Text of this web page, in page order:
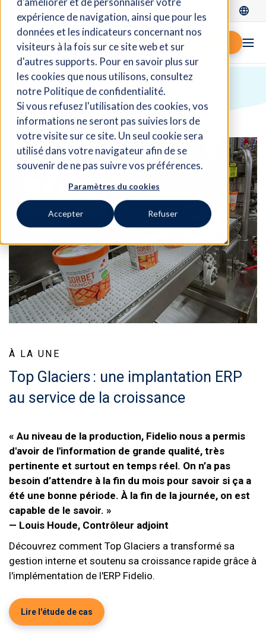
expérience de navigation, ainsi que pour les
données et les indicateurs concernant nos
visiteurs à la fois sur ce site web et sur
d'autres supports. Pour en savoir plus sur
les cookies que nous utilisons, consultez
notre Politique de confidentialité.
Si vous refusez l'utilisation des cookies, vos
informations ne seront pas suivies lors de
votre visite sur ce site. Un seul cookie sera
utilisé dans votre navigateur afin de se
souvenir de ne pas suivre vos préférences.
Paramètres du cookies
Accepter Refuser
Se connecter
Demander une démo
Agroalimentaire
À LA UNE
Top Glaciers : une implantation ERP
au service de la croissance
« Au niveau de la production, Fidelio nous a permis
d'avoir de l'information de grande qualité, très
pertinente et surtout en temps réel. On n’a pas
besoin d’attendre à la fin du mois pour savoir si ça a
été une bonne période. À la fin de la journée, on est
capable de le savoir. »
— Louis Houde, Contrôleur adjoint
Découvrez comment Top Glaciers a transformé sa
gestion interne et soutenu sa croissance rapide grâce à
l'implémentation de l'ERP Fidelio.
Lire l'étude de cas